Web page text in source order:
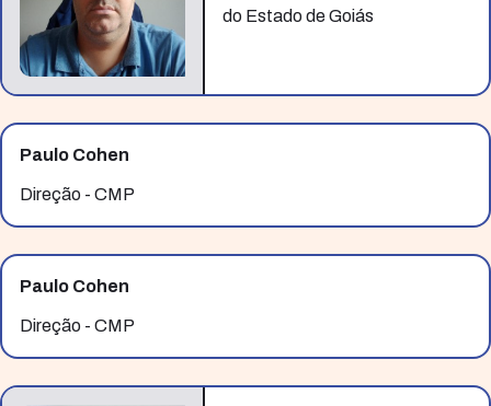
do Estado de Goiás
Paulo Cohen
Direção - CMP
Paulo Cohen
Direção - CMP